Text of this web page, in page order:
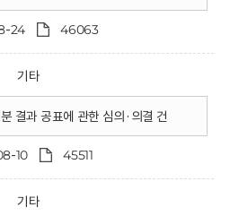
24 46063
기타
결과 공표에 관한 심의·의결 건
10 45511
기타